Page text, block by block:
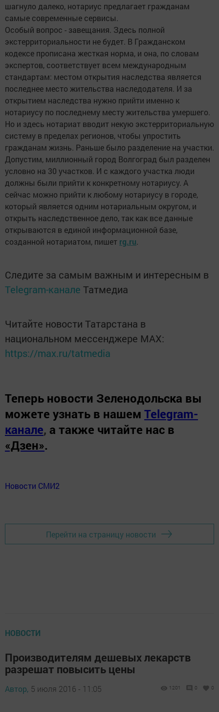
шагнуло далеко, нотариус предлагает гражданам
самые современные сервисы.
Особый вопрос - завещания. Здесь полной
экстерриториальности не будет. В Гражданском
кодексе прописана жесткая норма, и она, по словам
экспертов, соответствует всем международным
стандартам: местом открытия наследства является
последнее место жительства наследодателя. И за
открытием наследства нужно прийти именно к
нотариусу по последнему месту жительства умершего.
Но и здесь нотариат вводит некую экстерриториальную
систему в пределах регионов, чтобы упростить
гражданам жизнь. Раньше было разделение на участки.
Допустим, миллионный город Волгоград был разделен
условно на 30 участков. И с каждого участка люди
должны были прийти к конкретному нотариусу. А
сейчас можно прийти к любому нотариусу в городе,
который является одним нотариальным округом, и
открыть наследственное дело, так как все данные
открываются в единой информационной базе,
созданной нотариатом, пишет rg.ru.
Следите за самым важным и интересным в
Telegram-канале Татмедиа
Читайте новости Татарстана в
национальном мессенджере MАХ:
https://max.ru/tatmedia
Теперь новости Зеленодольска вы
можете узнать в нашем Telegram-
канале, а также читайте нас в
«Дзен».
Новости СМИ2
Перейти на страницу новости
НОВОСТИ
Производителям дешевых лекарств
разрешат повысить цены
Автор, 5 июля 2016 - 11:05 1201 0 0